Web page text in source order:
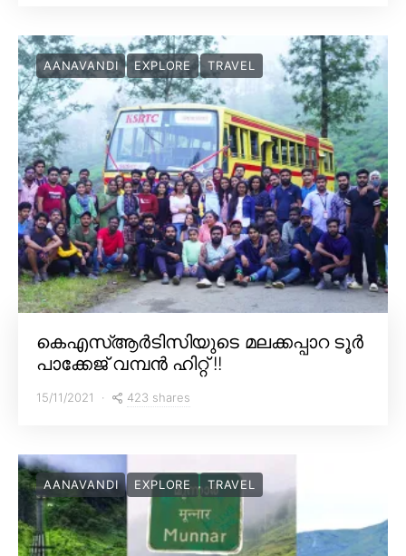
AANAVANDI EXPLORE TRAVEL
കെഎസ്ആർടിസിയുടെ മലക്കപ്പാറ ടൂർ
പാക്കേജ് വമ്പൻ ഹിറ്റ് !!
15/11/2021 423 shares
AANAVANDI EXPLORE TRAVEL